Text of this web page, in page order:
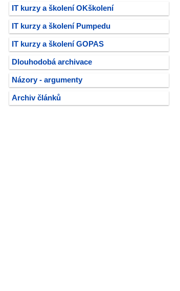
IT kurzy a školení OKškolení
IT kurzy a školení Pumpedu
IT kurzy a školení GOPAS
Dlouhodobá archivace
Názory - argumenty
Archiv článků